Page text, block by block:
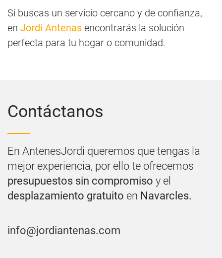
Si buscas un servicio cercano y de confianza,
en Jordi Antenas encontrarás la solución
perfecta para tu hogar o comunidad.
Contáctanos
En AntenesJordi queremos que tengas la
mejor experiencia, por ello te ofrecemos
presupuestos sin compromiso y el
desplazamiento gratuito en Navarcles.
info@jordiantenas.com